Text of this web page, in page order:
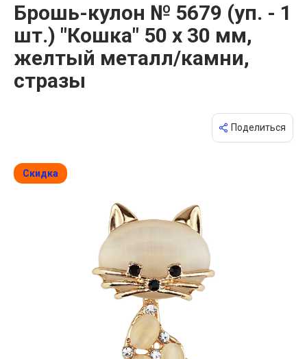
Брошь-кулон № 5679 (уп. - 1
шт.) "Кошка" 50 х 30 мм,
желтый металл/камни,
стразы
Поделиться
Скидка